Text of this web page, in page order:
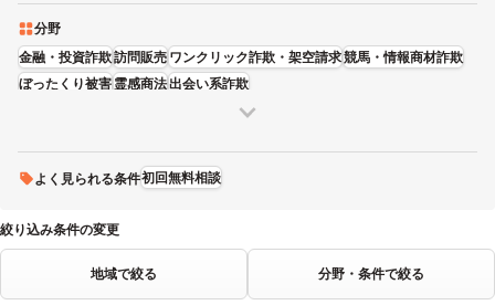
分野
金融・投資詐欺訪問販売ワンクリック詐欺・架空請求競馬・情報商材詐欺
ぼったくり被害霊感商法出会い系詐欺
よく見られる条件初回無料相談
絞り込み条件の変更
地域で絞る 分野・条件で絞る